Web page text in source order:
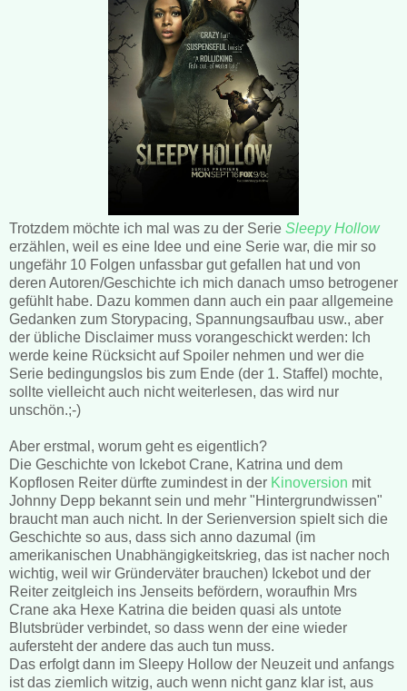
Trotzdem möchte ich mal was zu der Serie Sleepy Hollow
erzählen, weil es eine Idee und eine Serie war, die mir so
ungefähr 10 Folgen unfassbar gut gefallen hat und von
deren Autoren/Geschichte ich mich danach umso betrogener
gefühlt habe. Dazu kommen dann auch ein paar allgemeine
Gedanken zum Storypacing, Spannungsaufbau usw., aber
der übliche Disclaimer muss vorangeschickt werden: Ich
werde keine Rücksicht auf Spoiler nehmen und wer die
Serie bedingungslos bis zum Ende (der 1. Staffel) mochte,
sollte vielleicht auch nicht weiterlesen, das wird nur
unschön.;-)
Aber erstmal, worum geht es eigentlich?
Die Geschichte von Ickebot Crane, Katrina und dem
Kopflosen Reiter dürfte zumindest in der Kinoversion mit
Johnny Depp bekannt sein und mehr "Hintergrundwissen"
braucht man auch nicht. In der Serienversion spielt sich die
Geschichte so aus, dass sich anno dazumal (im
amerikanischen Unabhängigkeitskrieg, das ist nacher noch
wichtig, weil wir Gründerväter brauchen) Ickebot und der
Reiter zeitgleich ins Jenseits befördern, woraufhin Mrs
Crane aka Hexe Katrina die beiden quasi als untote
Blutsbrüder verbindet, so dass wenn der eine wieder
aufersteht der andere das auch tun muss.
Das erfolgt dann im Sleepy Hollow der Neuzeit und anfangs
ist das ziemlich witzig, auch wenn nicht ganz klar ist, aus